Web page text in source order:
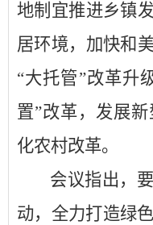
地制宜推进乡镇发
居环境，加快和
“大托管”改革升
置”改革，发展
化农村改革。
会议指出，
动，全力打造绿